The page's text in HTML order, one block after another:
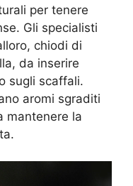
per tenere
Gli specialisti
chiodi di
da inserire
sugli scaffali.
aromi sgraditi
mantenere la